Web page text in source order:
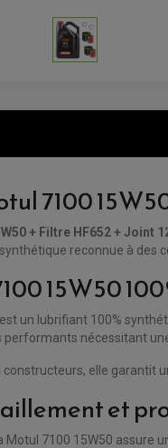
7100
+ Filtre HF652 + Joint
reconnue à
15W50
est un lubrifiant 100%
nécessitant
elle garantit
et
Motul 7100 15W50